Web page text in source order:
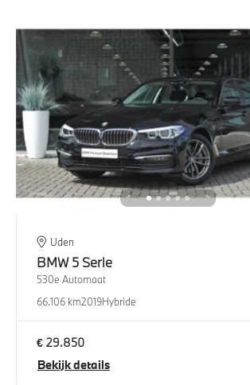
Uden
BMW 5 Serie
530e Automaat
66.106 km2019Hybride
€ 29.850
Bekijk details